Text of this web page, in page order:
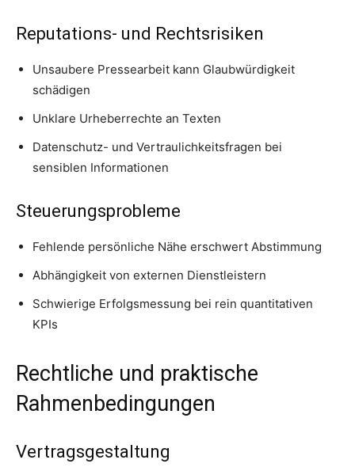
Reputations- und Rechtsrisiken
Unsaubere Pressearbeit kann Glaubwürdigkeit
schädigen
Unklare Urheberrechte an Texten
Datenschutz- und Vertraulichkeitsfragen bei
sensiblen Informationen
Steuerungsprobleme
Fehlende persönliche Nähe erschwert Abstimmung
Abhängigkeit von externen Dienstleistern
Schwierige Erfolgsmessung bei rein quantitativen
KPIs
Rechtliche und praktische
Rahmenbedingungen
Vertragsgestaltung